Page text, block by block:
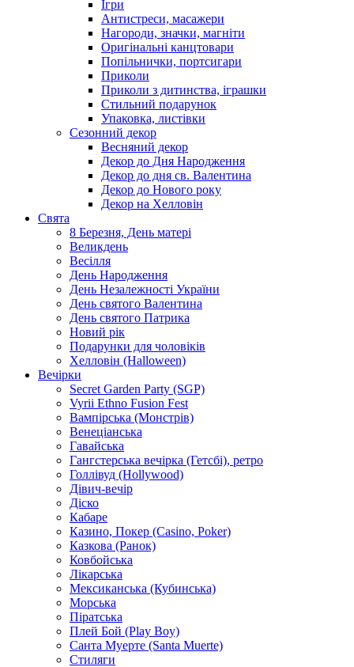
Ігри
Антистреси, масажери
Нагороди, значки, магніти
Оригінальні канцтовари
Попільнички, портсигари
Приколи
Приколи з дитинства, іграшки
Стильний подарунок
Упаковка, листівки
Сезонний декор
Весняний декор
Декор до Дня Народження
Декор до дня св. Валентина
Декор до Нового року
Декор на Хелловін
Свята
8 Березня, День матері
Великдень
Весілля
День Народження
День Незалежності України
День святого Валентина
День святого Патрика
Новий рік
Подарунки для чоловіків
Хелловін (Halloween)
Вечірки
Secret Garden Party (SGP)
Vyrii Ethno Fusion Fest
Вампірська (Монстрів)
Венеціанська
Гавайська
Гангстерська вечірка (Гетсбі), ретро
Голлівуд (Hollywood)
Дівич-вечір
Діско
Кабаре
Казино, Покер (Casino, Poker)
Казкова (Ранок)
Ковбойська
Лікарська
Мексиканська (Кубинська)
Морська
Піратська
Плей Бой (Play Boy)
Санта Муерте (Santa Muerte)
Стиляги